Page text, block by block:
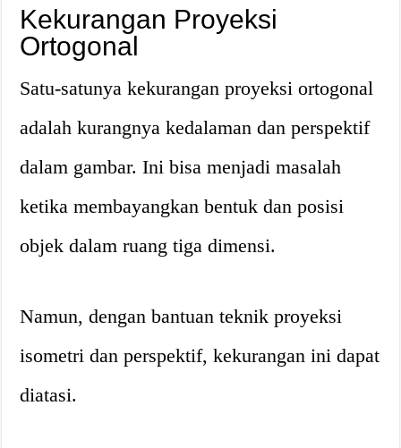
Kekurangan Proyeksi
Ortogonal
Satu-satunya kekurangan proyeksi ortogonal
adalah kurangnya kedalaman dan perspektif
dalam gambar. Ini bisa menjadi masalah
ketika membayangkan bentuk dan posisi
objek dalam ruang tiga dimensi.
Namun, dengan bantuan teknik proyeksi
isometri dan perspektif, kekurangan ini dapat
diatasi.